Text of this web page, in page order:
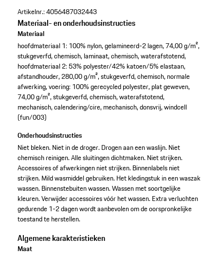
Artikelnr.:4056487032443
Materiaal- en onderhoudsinstructies
Materiaal
hoofdmateriaal 1: 100% nylon, gelamineerd-2 lagen, 74,00 g/m²,
stukgeverfd, chemisch, laminaat, chemisch, waterafstotend,
hoofdmateriaal 2: 53% polyester/42% katoen/5% elastaan,
afstandhouder, 280,00 g/m², stukgeverfd, chemisch, normale
afwerking, voering: 100% gerecycled polyester, plat geweven,
74,00 g/m², stukgeverfd, chemisch, waterafstotend,
mechanisch, calendering/cire, mechanisch, donsvrij, windcell
(fun/003)
Onderhoudsinstructies
Niet bleken. Niet in de droger. Drogen aan een waslijn. Niet
chemisch reinigen. Alle sluitingen dichtmaken. Niet strijken.
Accessoires of afwerkingen niet strijken. Binnenlabels niet
strijken. Mild wasmiddel gebruiken. Het kledingstuk in een waszak
wassen. Binnenstebuiten wassen. Wassen met soortgelijke
kleuren. Verwijder accessoires vóór het wassen. Extra verluchten
gedurende 1-2 dagen wordt aanbevolen om de oorspronkelijke
toestand te herstellen.
Algemene karakteristieken
Maat